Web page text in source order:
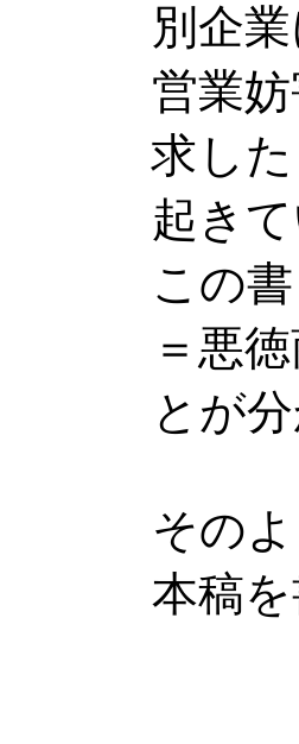
別企
営業
求し
起き
この
＝悪
とが分
その
本稿を